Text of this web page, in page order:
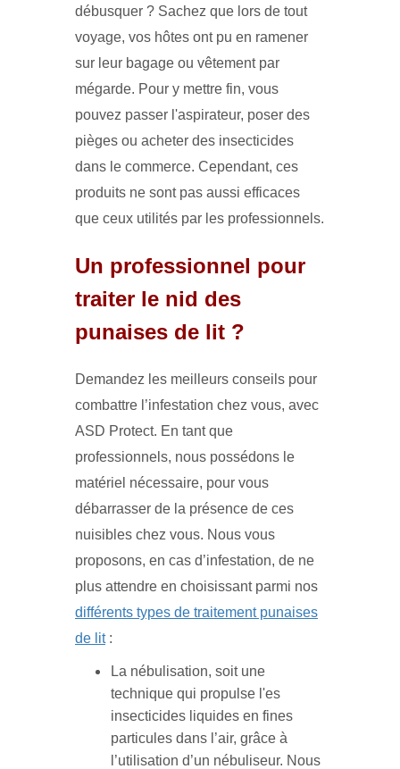
débusquer ? Sachez que lors de tout
voyage, vos hôtes ont pu en ramener
sur leur bagage ou vêtement par
mégarde. Pour y mettre fin, vous
pouvez passer l'aspirateur, poser des
pièges ou acheter des insecticides
dans le commerce. Cependant, ces
produits ne sont pas aussi efficaces
que ceux utilités par les professionnels.
Un professionnel pour
traiter le nid des
punaises de lit ?
Demandez les meilleurs conseils pour
combattre l’infestation chez vous, avec
ASD Protect. En tant que
professionnels, nous possédons le
matériel nécessaire, pour vous
débarrasser de la présence de ces
nuisibles chez vous. Nous vous
proposons, en cas d’infestation, de ne
plus attendre en choisissant parmi nos
différents types de traitement punaises
de lit:
La nébulisation, soit une
technique qui propulse l'es
insecticides liquides en fines
particules dans l’air, grâce à
l’utilisation d’un nébuliseur. Nous